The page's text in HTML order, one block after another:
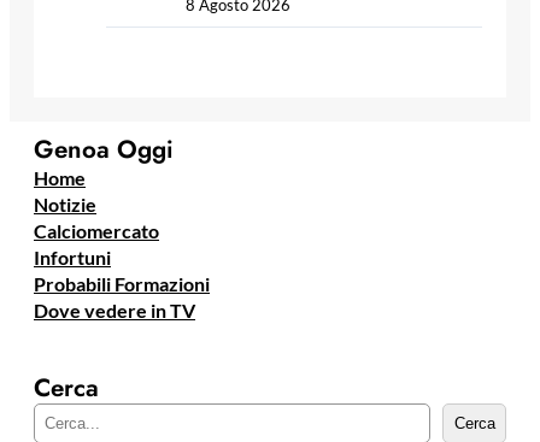
8 Agosto 2026
Genoa Oggi
Home
Notizie
Calciomercato
Infortuni
Probabili Formazioni
Dove vedere in TV
Cerca
Cerca